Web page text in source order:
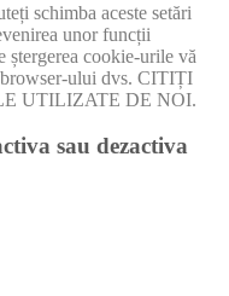
schimba aceste setări
unor funcții
cookie-urile vă
ului dvs. CITIȚI
UTILIZATE DE NOI.
sau dezactiva